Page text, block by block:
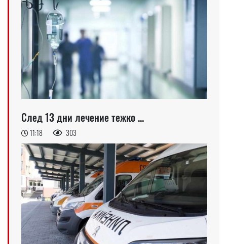
След 13 дни лечение тежко ...
11:18 303